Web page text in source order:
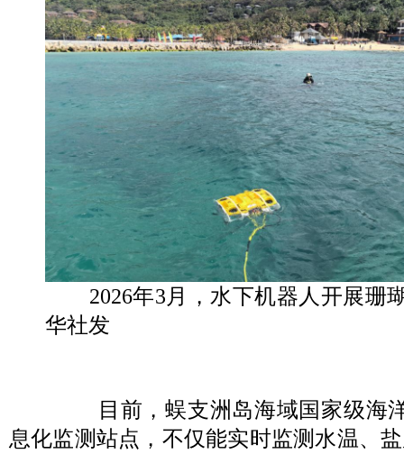
2026年3月，水下机器人开展珊
华社发
目前，蜈支洲岛海域国家级海
息化监测站点，不仅能实时监测水温、